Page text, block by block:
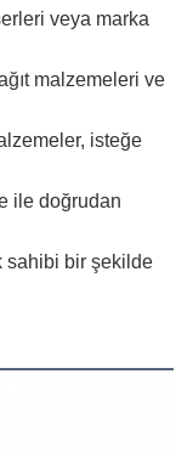
veya marka
malzemeleri ve
isteğe
ile doğrudan
sahibi bir şekilde